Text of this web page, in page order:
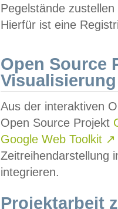
Pegelstände
Hierfür ist eine
Open Source
Visualisierung
Aus der interaktiven
Open Source Projekt
Google Web Toolkit ↗
Zeitreihendarstellung
integrieren.
Projektarbeit